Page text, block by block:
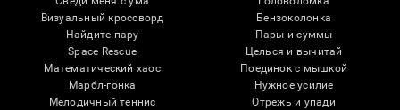
Визуальный кроссворд
Найдите пару
Space Rescue
Математический хаос
Марбл-гонка
Мелодичный теннис
Бензоколонка
Пары и суммы
Целься и вычитай
Поединок с мышкой
Нужное усилие
Отрежь и упади